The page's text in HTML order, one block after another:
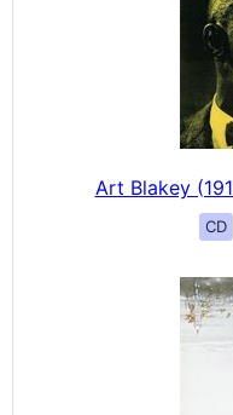
Art Blakey
CD